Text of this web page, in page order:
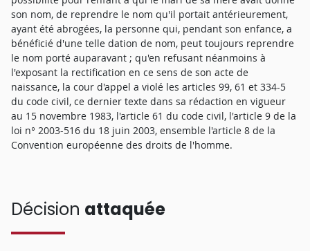
son nom, de reprendre le nom qu'il portait antérieurement,
ayant été abrogées, la personne qui, pendant son enfance, a
bénéficié d'une telle dation de nom, peut toujours reprendre
le nom porté auparavant ; qu'en refusant néanmoins à
l'exposant la rectification en ce sens de son acte de
naissance, la cour d'appel a violé les articles 99, 61 et 334-5
du code civil, ce dernier texte dans sa rédaction en vigueur
au 15 novembre 1983, l'article 61 du code civil, l'article 9 de la
loi n° 2003-516 du 18 juin 2003, ensemble l'article 8 de la
Convention européenne des droits de l'homme.
Décision attaquée